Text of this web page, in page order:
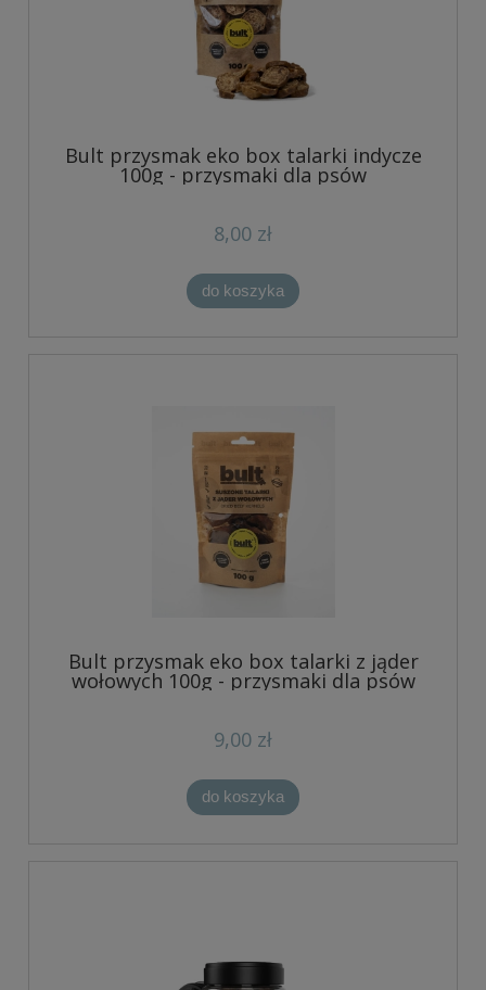
Bult przysmak eko box talarki indycze
100g - przysmaki dla psów
8,00 zł
do koszyka
Bult przysmak eko box talarki z jąder
wołowych 100g - przysmaki dla psów
9,00 zł
do koszyka